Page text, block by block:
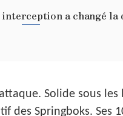
a changé la
Solide sous
des Springboks. Ses